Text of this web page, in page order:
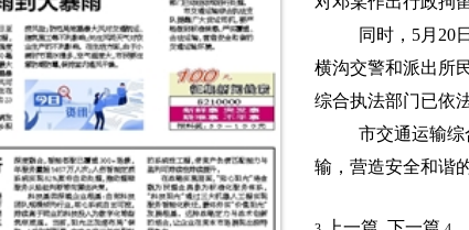
同时，5月20
横沟交警和派出所
综合执法部门已依
市交通运输
输，营造安全和谐